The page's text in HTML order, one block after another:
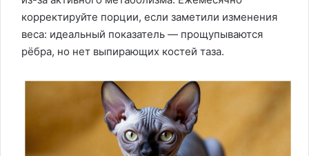
корректируйте порции, если заметили изменения
веса: идеальный показатель — прощупываются
рёбра, но нет выпирающих костей таза.